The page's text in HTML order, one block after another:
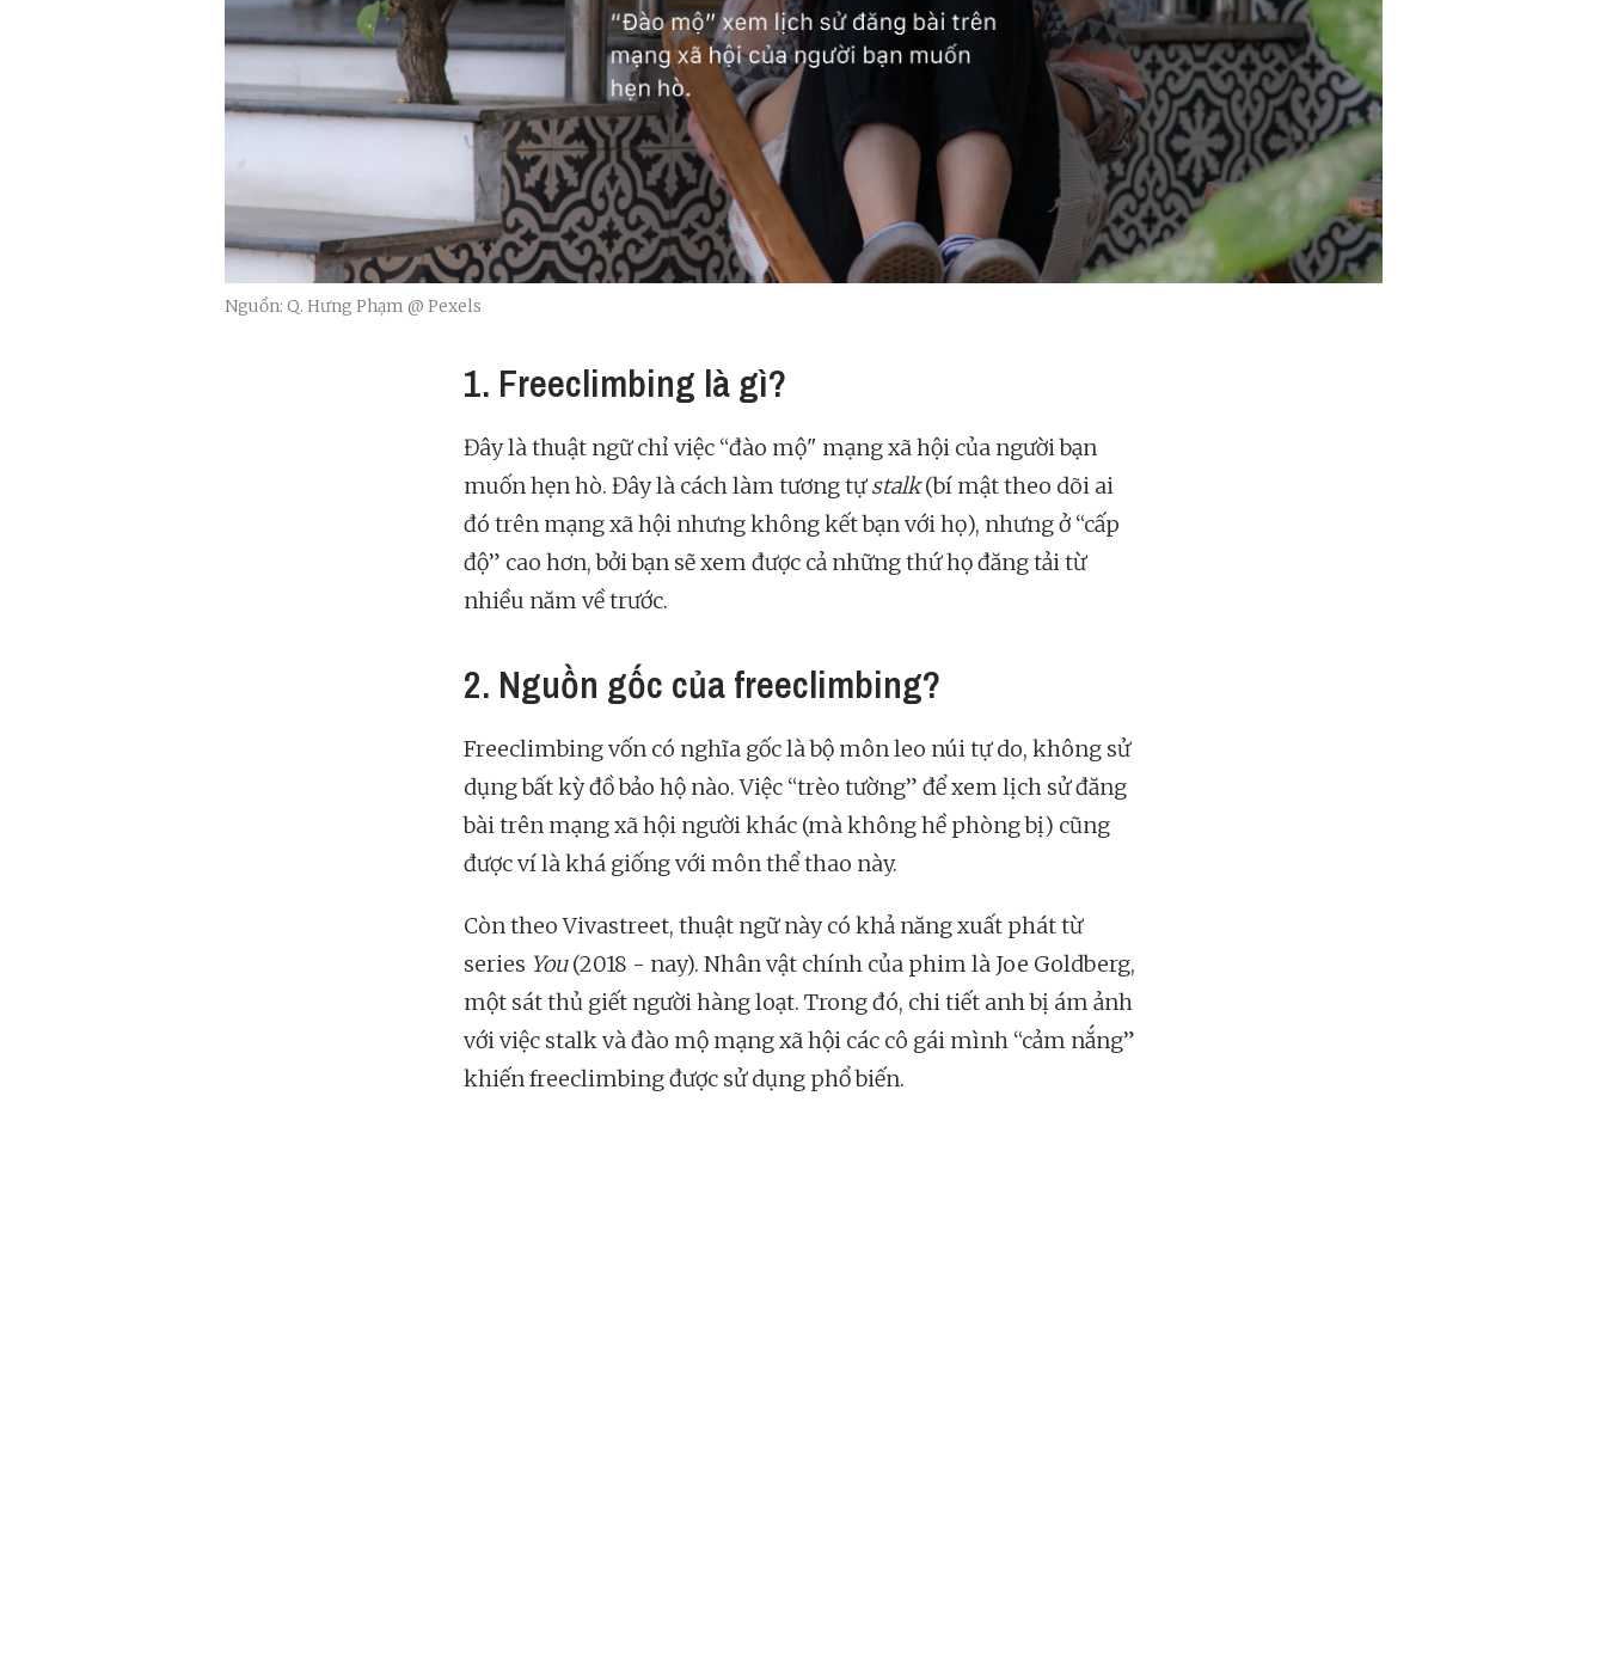
Nguồn: Q. Hưng Phạm @ Pexels
1. Freeclimbing là gì?
Đây là thuật ngữ chỉ việc “đào mộ" mạng xã hội của người bạn
muốn hẹn hò. Đây là cách làm tương tựstalk(bí mật theo dõi ai
đó trên mạng xã hội nhưng không kết bạn với họ), nhưng ở “cấp
độ” cao hơn, bởi bạn sẽ xem được cả những thứ họ đăng tải từ
nhiều năm về trước.
2. Nguồn gốc của freeclimbing?
Freeclimbing vốn có nghĩa gốc là bộ môn leo núi tự do, không sử
dụng bất kỳ đồ bảo hộ nào. Việc “trèo tường” để xem lịch sử đăng
bài trên mạng xã hội người khác (mà không hề phòng bị) cũng
được ví là khá giống với môn thể thao này.
Còn theo Vivastreet, thuật ngữ này có khả năng xuất phát từ
series You(2018 - nay). Nhân vật chính của phim là Joe Goldberg,
một sát thủ giết người hàng loạt. Trong đó, chi tiết anh bị ám ảnh
với việc stalk và đào mộ mạng xã hội các cô gái mình “cảm nắng”
khiến freeclimbing được sử dụng phổ biến.